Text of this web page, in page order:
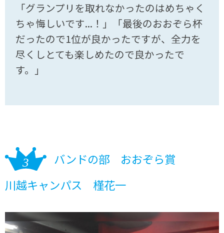
「グランプリを取れなかったのはめちゃく
ちゃ悔しいです...！」「最後のおおぞら杯
だったので1位が良かったですが、全力を
尽くしとても楽しめたので良かったで
す。」
バンドの部 おおぞら賞
川越キャンパス 槿花一